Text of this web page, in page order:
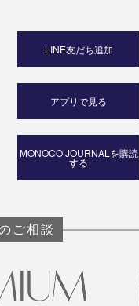
LINE友だち追加
アプリで見る
MONOCO JOURNALを購読
する
ご相談